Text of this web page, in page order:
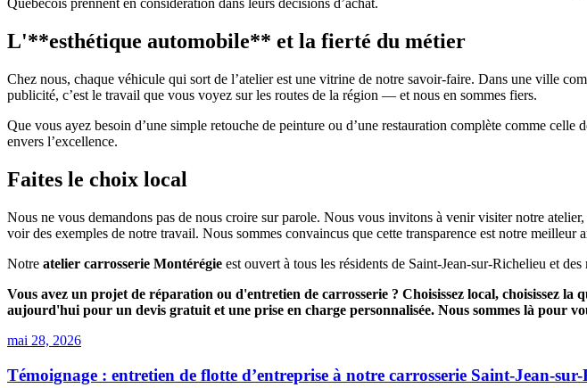
Québécois prennent en considération dans leurs décisions d’achat.
L'**esthétique automobile** et la fierté du métier
Chez nous, chaque véhicule qui sort de l’atelier est une vitrine de notre savoir-faire. Dans une ville
publicité, c’est le travail que vous voyez sur les routes de la région — et nous en sommes fiers.
Que vous ayez besoin d’une simple retouche de peinture ou d’une restauration complète comme celle
envers l’excellence.
Faites le choix local
Nous ne vous demandons pas de nous croire sur parole. Nous vous invitons à venir visiter notre
voir des exemples de notre travail. Nous sommes convaincus que cette transparence est notre meilleur
Notre atelier carrosserie Montérégie est ouvert à tous les résidents de Saint-Jean-sur-Richelieu et
Vous avez un projet de réparation ou d'entretien de carrosserie ? Choisissez local, choisissez
aujourd'hui pour un devis gratuit et une prise en charge personnalisée. Nous sommes là pour
mai 28, 2026
Témoignage : entretien de flotte d’entreprise à notre carrosserie Saint-Jean-sur-